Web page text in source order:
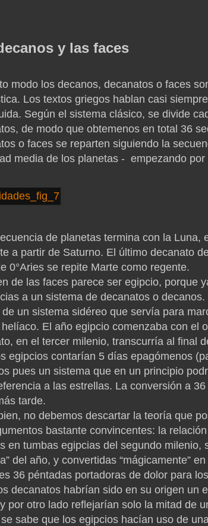
y las faces
modo los decanos, decanatos o faces
Los textos griegos hablan casi
Según el sistema clásico, se divide
de modo que obtemenos en total 36
o faces se reparten siguiendo la
media de los planetas - empezando
de planetas termina con la
a partir de Saturno. El último decanato
0°Aries se repite Marte como regente.
de las faces parece ser egipcio, porque
a un sistema de decanatos o
un sistema sidéreo que servía para
El año egipcio comenzaba con el
en el tercer milenio, transcurría al final
egipcios contarían 5 días epagómenos
pues un sistema que en un principio
a las estrellas. La conversión a
tarde.
no debemos descartar la teoría que
bastante convincentes: la
en tumbas egipcias del segundo
del año, y convertidas “mágicamente”
36 péntadas portadoras de dolor para
decanatos habrían sido en su origen un
por otro lado reflejarían solo la mitad de
sabe que los egipcios hacían uso de